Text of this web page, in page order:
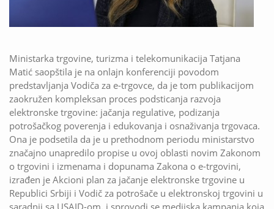
Ministarka trgovine, turizma i telekomunikacija Tatjana
Matić saopštila je na onlajn konferenciji povodom
predstavljanja Vodiča za e-trgovce, da je tom publikacijom
zaokružen kompleksan proces podsticanja razvoja
elektronske trgovine: jačanja regulative, podizanja
potrošačkog poverenja i edukovanja i osnaživanja trgovaca.
Ona je podsetila da je u prethodnom periodu ministarstvo
značajno unapredilo propise u ovoj oblasti novim Zakonom
o trgovini i izmenama i dopunama Zakona o e-trgovini,
izrađen je Akcioni plan za jačanje elektronske trgovine u
Republici Srbiji i Vodič za potrošače u elektronskoj trgovini u
saradnji sa USAID-om, i sprovodi se medijska kampanja koja